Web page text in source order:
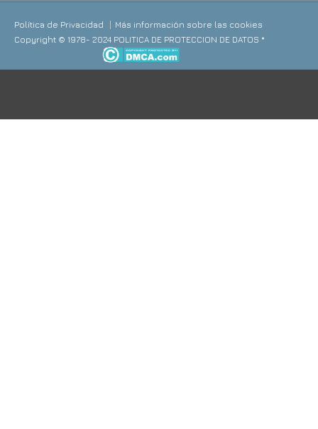
Política de Privacidad
Más información sobre las cookies
Copyright © 1978- 2024 POLITICA DE PROTECCION DE DATOS *